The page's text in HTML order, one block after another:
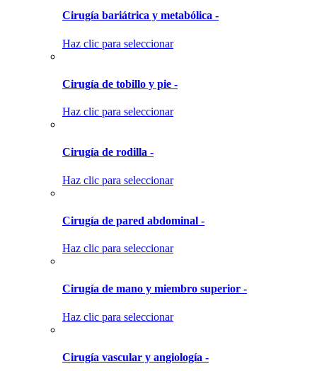
Cirugía bariátrica y metabólica -
Haz clic para seleccionar
Cirugía de tobillo y pie -
Haz clic para seleccionar
Cirugía de rodilla -
Haz clic para seleccionar
Cirugía de pared abdominal -
Haz clic para seleccionar
Cirugía de mano y miembro superior -
Haz clic para seleccionar
Cirugía vascular y angiología -